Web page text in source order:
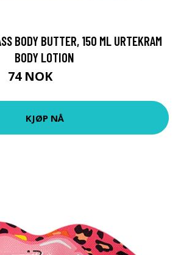
BODY BUTTER, 150 ML URTEKRAM
BODY LOTION
74 NOK
KJØP NÅ